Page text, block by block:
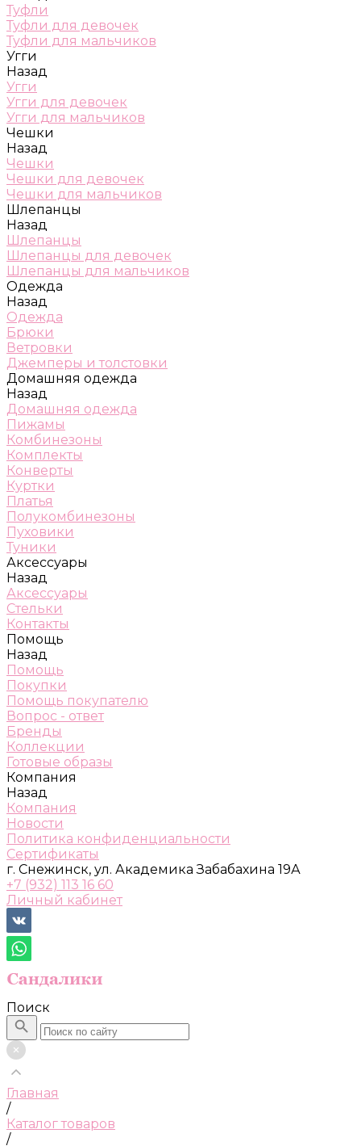
Туфли
Туфли для девочек
Туфли для мальчиков
Угги
Назад
Угги
Угги для девочек
Угги для мальчиков
Чешки
Назад
Чешки
Чешки для девочек
Чешки для мальчиков
Шлепанцы
Назад
Шлепанцы
Шлепанцы для девочек
Шлепанцы для мальчиков
Одежда
Назад
Одежда
Брюки
Ветровки
Джемперы и толстовки
Домашняя одежда
Назад
Домашняя одежда
Пижамы
Комбинезоны
Комплекты
Конверты
Куртки
Платья
Полукомбинезоны
Пуховики
Туники
Аксессуары
Назад
Аксессуары
Стельки
Контакты
Помощь
Назад
Помощь
Покупки
Помощь покупателю
Вопрос - ответ
Бренды
Коллекции
Готовые образы
Компания
Назад
Компания
Новости
Политика конфиденциальности
Сертификаты
г. Снежинск, ул. Академика Забабахина 19А
+7 (932) 113 16 60
Личный кабинет
Поиск
Главная
/
Каталог товаров
/